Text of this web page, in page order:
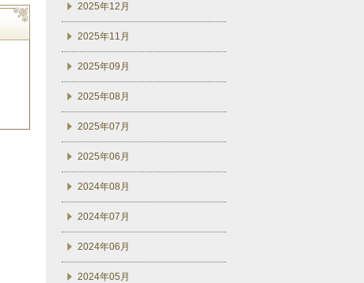
2025年12月
2025年11月
2025年09月
2025年08月
2025年07月
2025年06月
2024年08月
2024年07月
2024年06月
2024年05月